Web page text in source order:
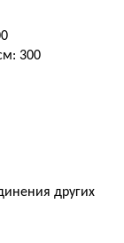
300
других